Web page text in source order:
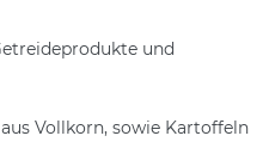
und
Vollkorn, sowie Kartoffeln